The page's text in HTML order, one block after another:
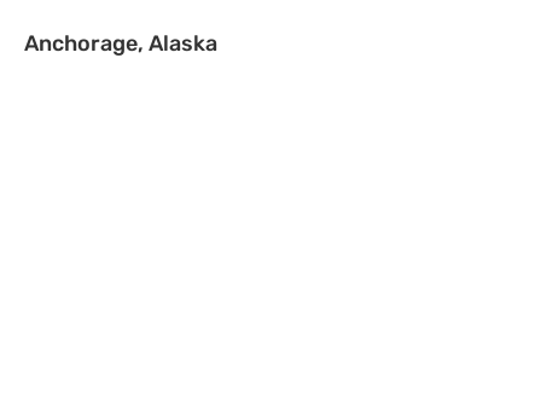
Anchorage, Alaska